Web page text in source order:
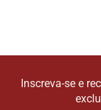
Inscreva-se e